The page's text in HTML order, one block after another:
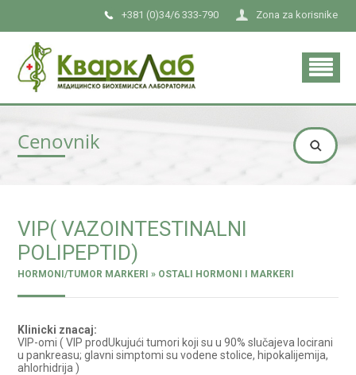
Zona za korisnike
+381 (0)34/6 333-790
Cenovnik
VIP( VAZOINTESTINALNI
POLIPEPTID)
HORMONI/TUMOR MARKERI » OSTALI HORMONI I MARKERI
Klinicki znacaj:
VIP-omi ( VIP prodUkujući tumori koji su u 90% slučajeva locirani
u pankreasu; glavni simptomi su vodene stolice, hipokalijemija,
ahlorhidrija )